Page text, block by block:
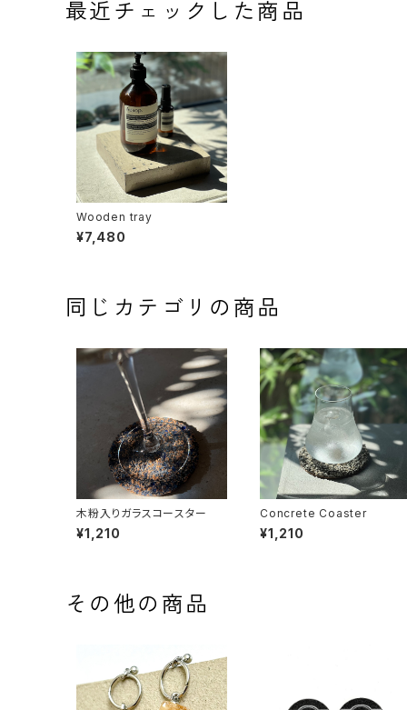
最近チェックした商品
Wooden tray
¥7,480
同じカテゴリの商品
木粉入りガラスコースター
¥1,210
Concrete Coaster
¥1,210
その他の商品